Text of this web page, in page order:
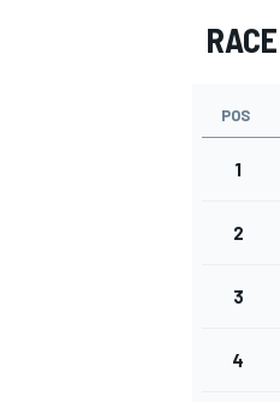
RACE
POS
1
2
3
4